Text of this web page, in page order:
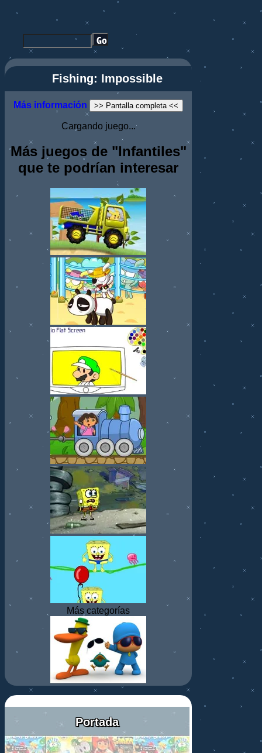
Fishing: Impossible
Más información >> Pantalla completa <<
Cargando juego...
Más juegos de "Infantiles"
que te podrían interesar
Más categorías
Portada